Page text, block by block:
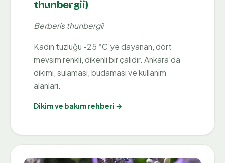
thunbergii)
Berberis thunbergii
Kadın tuzluğu -25 °C'ye dayanan, dört
mevsim renkli, dikenli bir çalıdır. Ankara'da
dikimi, sulaması, budaması ve kullanım
alanları.
Dikim ve bakım rehberi →